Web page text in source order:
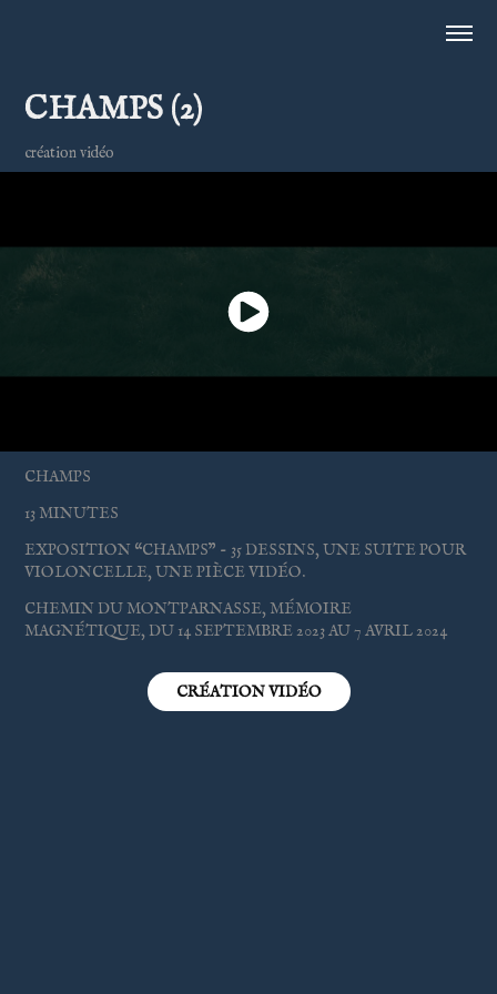
CHAMPS (2)
création vidéo
CHAMPS
13MINUTES
EXPOSITION “CHAMPS" - 35 DESSINS, UNE SUITE POUR
VIOLONCELLE, UNE PIÈCEVIDÉO.
CHEMIN DU MONTPARNASSE, MÉMOIRE
MAGNÉTIQUE, DU 14 SEPTEMBRE 2023 AU 7 AVRIL 2024
CRÉATION VIDÉO